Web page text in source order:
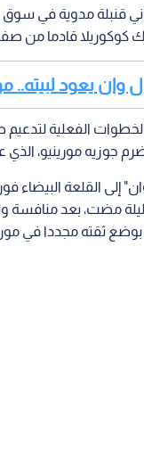
قنبلة مدوية في سوق
كوكوريلا​ قادما من
وان يعود لبيته..
الفعلية
جوزيه مورينيو، الذي
القلعة البيضاء فور
قليلة مضت، بعد منافسة
بوضع ثقته مجددا في